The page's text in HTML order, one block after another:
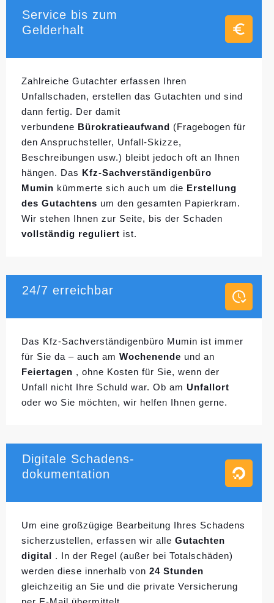
Service bis zum
Gelderhalt
Zahlreiche Gutachter erfassen Ihren
Unfallschaden, erstellen das Gutachten und sind
dann fertig. Der damit
verbundene Bürokratieaufwand (Fragebogen für
den Anspruchsteller, Unfall-Skizze,
Beschreibungen usw.) bleibt jedoch oft an Ihnen
hängen. Das Kfz-Sachverständigenbüro
Mumin kümmerte sich auch um die Erstellung
des Gutachtens um den gesamten Papierkram.
Wir stehen Ihnen zur Seite, bis der Schaden
vollständig reguliert ist.
24/7 erreichbar
Das Kfz-Sachverständigenbüro Mumin ist immer
für Sie da – auch am Wochenende und an
Feiertagen , ohne Kosten für Sie, wenn der
Unfall nicht Ihre Schuld war. Ob am Unfallort
oder wo Sie möchten, wir helfen Ihnen gerne.
Digitale Schadens-
dokumentation
Um eine großzügige Bearbeitung Ihres Schadens
sicherzustellen, erfassen wir alle Gutachten
digital . In der Regel (außer bei Totalschäden)
werden diese innerhalb von 24 Stunden
gleichzeitig an Sie und die private Versicherung